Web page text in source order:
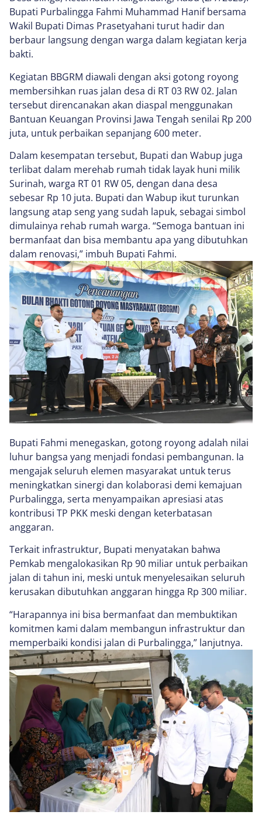
Bupati Purbalingga Fahmi Muhammad Hanif bersama
Wakil Bupati Dimas Prasetyahani turut hadir dan
berbaur langsung dengan warga dalam kegiatan kerja
bakti.
Kegiatan BBGRM diawali dengan aksi gotong royong
membersihkan ruas jalan desa di RT 03 RW 02. Jalan
tersebut direncanakan akan diaspal menggunakan
Bantuan Keuangan Provinsi Jawa Tengah senilai Rp 200
juta, untuk perbaikan sepanjang 600 meter.
Dalam kesempatan tersebut, Bupati dan Wabup juga
terlibat dalam merehab rumah tidak layak huni milik
Surinah, warga RT 01 RW 05, dengan dana desa
sebesar Rp 10 juta. Bupati dan Wabup ikut turunkan
langsung atap seng yang sudah lapuk, sebagai simbol
dimulainya rehab rumah warga. “Semoga bantuan ini
bermanfaat dan bisa membantu apa yang dibutuhkan
dalam renovasi,” imbuh Bupati Fahmi.
Bupati Fahmi menegaskan, gotong royong adalah nilai
luhur bangsa yang menjadi fondasi pembangunan. Ia
mengajak seluruh elemen masyarakat untuk terus
meningkatkan sinergi dan kolaborasi demi kemajuan
Purbalingga, serta menyampaikan apresiasi atas
kontribusi TP PKK meski dengan keterbatasan
anggaran.
Terkait infrastruktur, Bupati menyatakan bahwa
Pemkab mengalokasikan Rp 90 miliar untuk perbaikan
jalan di tahun ini, meski untuk menyelesaikan seluruh
kerusakan dibutuhkan anggaran hingga Rp 300 miliar.
“Harapannya ini bisa bermanfaat dan membuktikan
komitmen kami dalam membangun infrastruktur dan
memperbaiki kondisi jalan di Purbalingga,” lanjutnya.